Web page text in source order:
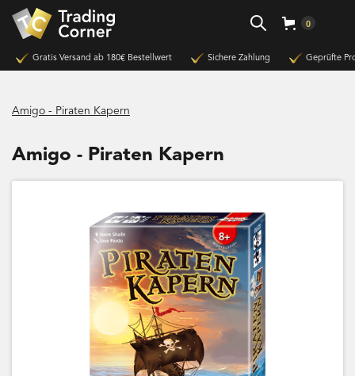
0
Gratis Versand ab 180€ Bestellwert Sichere Zahlung Geprüfte
Amigo - Piraten Kapern
Amigo - Piraten Kapern